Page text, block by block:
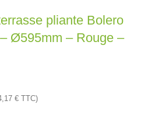
pliante Bolero
Ø595mm – Rouge –
€ TTC)